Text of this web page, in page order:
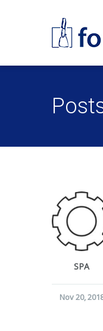
SPA
Nov 20,